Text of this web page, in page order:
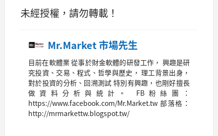
未經授權，請勿轉載！
Mr.Market 市場先生
目前在軟體業 從事於財金軟體的研發工作， 興趣是研
究投資、交易、程式、哲學與歷史， 理工背景出身，
對於投資的分析、回溯測試 特別有興趣，也剛好擅長
做資料分析與統計。 FB粉絲團：
https://www.facebook.com/Mr.Market.tw 部落格：
http://mrmarkettw.blogspot.tw/